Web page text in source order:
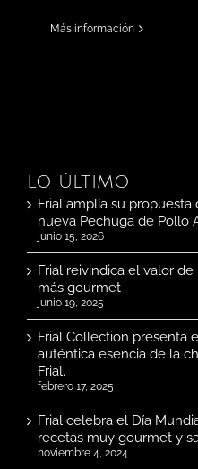
Más información
LO ÚLTIMO
Frial amplía su
nueva Pechuga de Pollo
junio 15, 2026
Frial reivindica el valor
más gourmet
junio 19, 2025
Frial Collection presenta
auténtica esencia de la
Frial.
febrero 17, 2025
Frial celebra el Día
recetas muy gourmet y
noviembre 4, 2024